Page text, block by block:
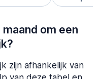
om een
zijn afhankelijk van